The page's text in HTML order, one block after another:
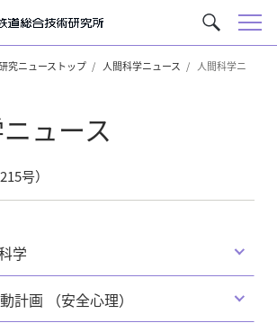
サ
イ
ト
メ
究ニューストップ 人間科学ニュース
人間科学ニ
ュース
号）
学
計画 （安全心理）